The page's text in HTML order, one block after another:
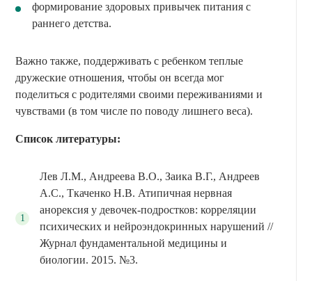
формирование здоровых привычек питания с
раннего детства.
Важно также, поддерживать с ребенком теплые
дружеские отношения, чтобы он всегда мог
поделиться с родителями своими переживаниями и
чувствами (в том числе по поводу лишнего веса).
Список литературы:
Лев Л.М., Андреева В.О., Заика В.Г., Андреев
А.С., Ткаченко Н.В. Атипичная нервная
анорексия у девочек-подростков: корреляции
психических и нейроэндокринных нарушений //
Журнал фундаментальной медицины и
биологии. 2015. №3.